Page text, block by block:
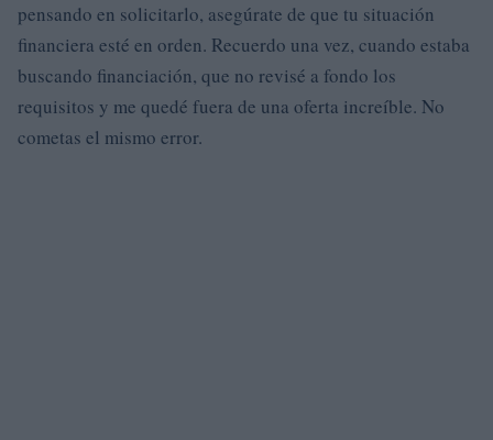
pensando en solicitarlo, asegúrate de que tu situación
financiera esté en orden. Recuerdo una vez, cuando estaba
buscando financiación, que no revisé a fondo los
requisitos y me quedé fuera de una oferta increíble. No
cometas el mismo error.